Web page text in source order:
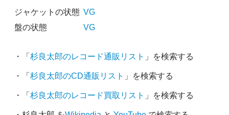
ジャケットの状態 VG
盤の状態
VG
・「 杉良太郎のレコード通販リスト 」を検索する
・「 杉良太郎のCD通販リスト 」を検索する
・「 杉良太郎のレコード買取リスト 」を検索する